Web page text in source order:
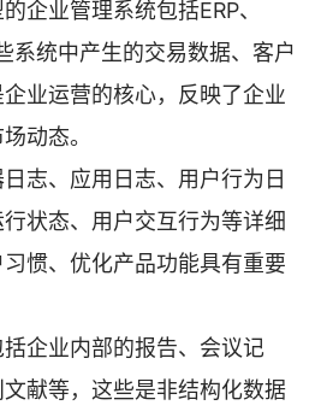
企业管理系统包括ERP、
系统中产生的交易数据、客户
业运营的核心，反映了企业
动态。
志、应用日志、用户行为日
状态、用户交互行为等详细
惯、优化产品功能具有重要
企业内部的报告、会议记
献等，这些是非结构化数据